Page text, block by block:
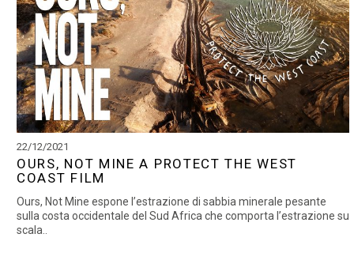
22/12/2021
OURS, NOT MINE A PROTECT THE WEST
COAST FILM
Ours, Not Mine espone l’estrazione di sabbia minerale pesante
sulla costa occidentale del Sud Africa che comporta l’estrazione su
scala..